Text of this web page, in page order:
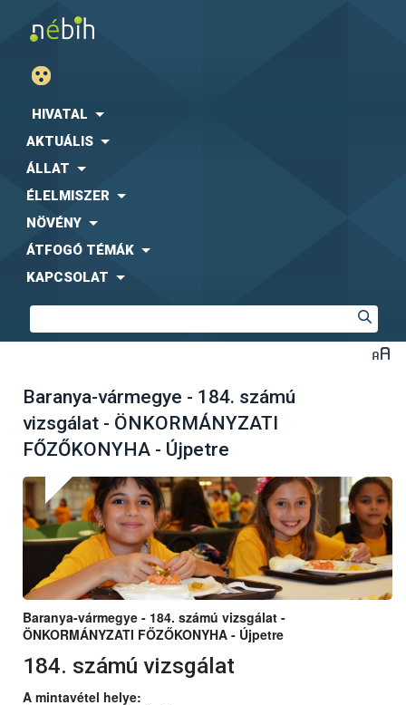
HIVATAL
AKTUÁLIS
ÁLLAT
ÉLELMISZER
NÖVÉNY
ÁTFOGÓ TÉMÁK
KAPCSOLAT
Baranya-vármegye - 184. számú
vizsgálat - ÖNKORMÁNYZATI
FŐZŐKONYHA - Újpetre
Baranya-vármegye - 184. számú vizsgálat -
ÖNKORMÁNYZATI FŐZŐKONYHA - Újpetre
184. számú vizsgálat
A mintavétel helye: